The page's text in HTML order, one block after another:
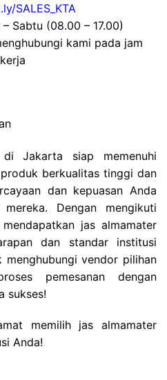
SALES_KTA
Sabtu (08.00 – 17.00)
kami pada jam
kerja
Jakarta siap memenuhi
berkualitas tinggi dan
dan kepuasan Anda
Dengan mengikuti
jas almamater
dan standar institusi
menghubungi vendor pilihan
pemesanan dengan
sukses!
memilih jas almamater
Anda!